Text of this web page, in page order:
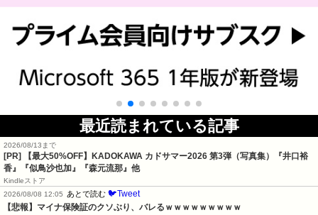
最近読まれている記事
2026/08/13まで
[PR]
【最大50%OFF】KADOKAWA カドサマー2026 第3弾（写真集）『井口裕
香』『似鳥沙也加』『森元流那』他
Kindleストア
2026/08/08 12:05 あとで読む 🐦Tweet
【悲報】マイナ保険証のクソぶり、バレるｗｗｗｗｗｗｗｗｗ